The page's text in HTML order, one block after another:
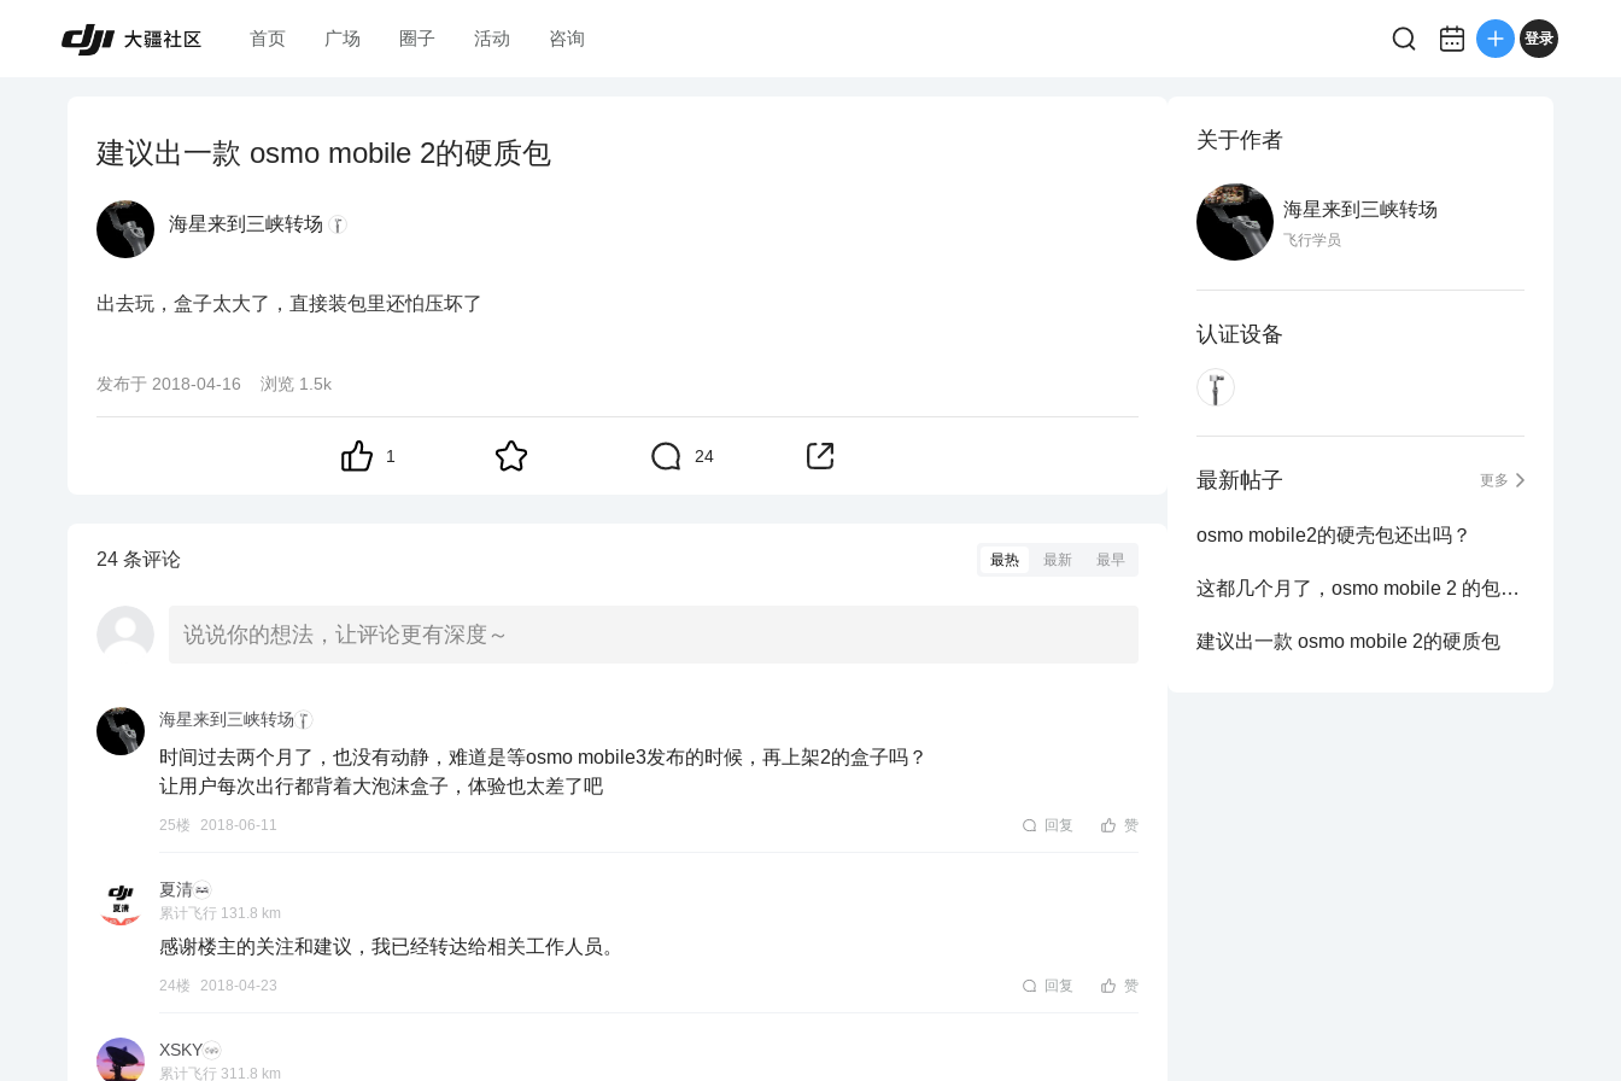
首页 广场 圈子 活动 咨询 登录
建议出一款 osmo mobile 2的硬质包
海星来到三峡转场
出去玩，盒子太大了，直接装包里还怕压坏了
发布于 2018-04-16 浏览 1.5k
1 24
24 条评论 最热 最新 最早
说说你的想法，让评论更有深度～
海星来到三峡转场
时间过去两个月了，也没有动静，难道是等osmo mobile3发布的时候，再上架2的盒子吗？
让用户每次出行都背着大泡沫盒子，体验也太差了吧
25楼 2018-06-11 回复 赞
夏清
累计飞行 131.8 km
感谢楼主的关注和建议，我已经转达给相关工作人员。
24楼 2018-04-23 回复 赞
XSKY
累计飞行 311.8 km
关于作者
海星来到三峡转场
飞行学员
认证设备
最新帖子 更多
osmo mobile2的硬壳包还出吗？
这都几个月了，osmo mobile 2 的包还没有做出来
建议出一款 osmo mobile 2的硬质包